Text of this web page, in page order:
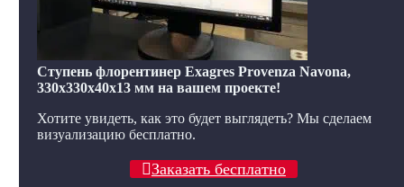
Ступень флорентинер Exagres Provenza Navona,
330x330x40x13 мм на вашем проекте!
Хотите увидеть, как это будет выглядеть? Мы сделаем
визуализацию бесплатно.
Заказать бесплатно